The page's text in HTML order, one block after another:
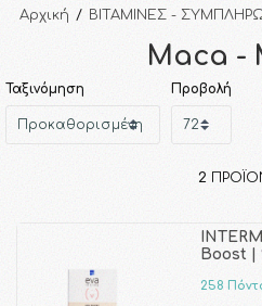
Αρχική / ΒΙΤΑΜΙΝΕΣ -
Maca -
Ταξινόμηση Προβολή
2
Boost |
258